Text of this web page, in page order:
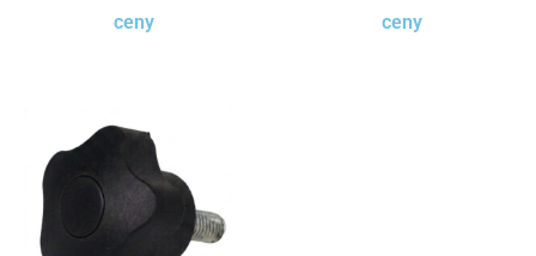
ceny
ceny